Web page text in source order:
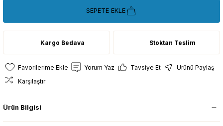
SEPETE EKLE
Kargo Bedava Stoktan Teslim
Yorum Yaz Tavsiye Et
Ürünü Paylaş
Karşılaştır
Ürün Bilgisi